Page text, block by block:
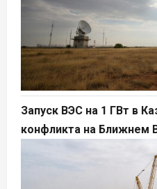
Запуск ВЭС на 1 ГВт в
конфликта на Ближнем